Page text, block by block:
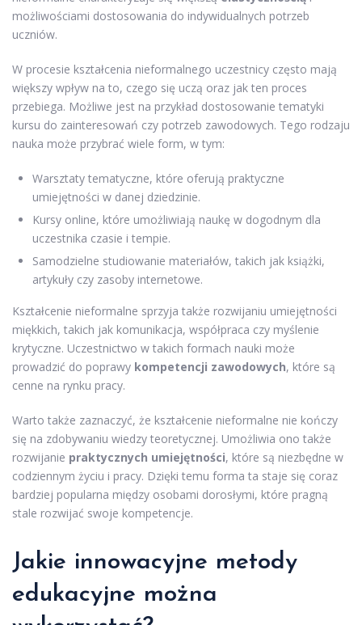
możliwościami dostosowania do indywidualnych potrzeb
uczniów.
W procesie kształcenia nieformalnego uczestnicy często mają
większy wpływ na to, czego się uczą oraz jak ten proces
przebiega. Możliwe jest na przykład dostosowanie tematyki
kursu do zainteresowań czy potrzeb zawodowych. Tego rodzaju
nauka może przybrać wiele form, w tym:
Warsztaty tematyczne, które oferują praktyczne
umiejętności w danej dziedzinie.
Kursy online, które umożliwiają naukę w dogodnym dla
uczestnika czasie i tempie.
Samodzielne studiowanie materiałów, takich jak książki,
artykuły czy zasoby internetowe.
Kształcenie nieformalne sprzyja także rozwijaniu umiejętności
miękkich, takich jak komunikacja, współpraca czy myślenie
krytyczne. Uczestnictwo w takich formach nauki może
prowadzić do poprawy kompetencji zawodowych, które są
cenne na rynku pracy.
Warto także zaznaczyć, że kształcenie nieformalne nie kończy
się na zdobywaniu wiedzy teoretycznej. Umożliwia ono także
rozwijanie praktycznych umiejętności, które są niezbędne w
codziennym życiu i pracy. Dzięki temu forma ta staje się coraz
bardziej popularna między osobami dorosłymi, które pragną
stale rozwijać swoje kompetencje.
Jakie innowacyjne metody
edukacyjne można